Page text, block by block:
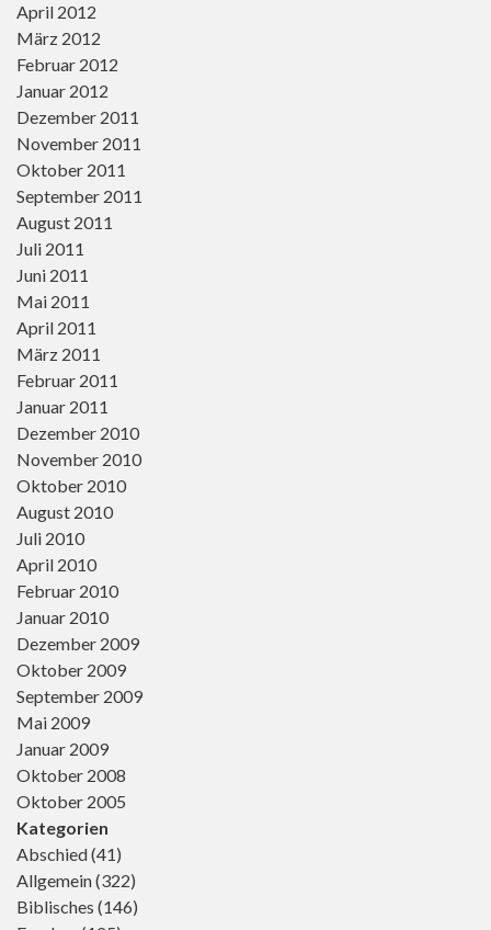
April 2012
März 2012
Februar 2012
Januar 2012
Dezember 2011
November 2011
Oktober 2011
September 2011
August 2011
Juli 2011
Juni 2011
Mai 2011
April 2011
März 2011
Februar 2011
Januar 2011
Dezember 2010
November 2010
Oktober 2010
August 2010
Juli 2010
April 2010
Februar 2010
Januar 2010
Dezember 2009
Oktober 2009
September 2009
Mai 2009
Januar 2009
Oktober 2008
Oktober 2005
Kategorien
Abschied(41)
Allgemein(322)
Biblisches (146)